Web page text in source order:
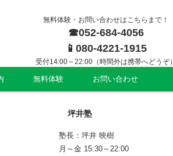
無料体験・お問い合わせはこちらまで！
052-684-4056
080-4221-1915
受付14:00～22:00（時間外は携帯へどうぞ）
無料体験 お問い合わせ
塾長：坪井 映樹